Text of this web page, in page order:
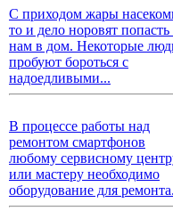
С приходом жары
то и дело норовят попасть
нам в дом. Некоторые
пробуют бороться с
надоедливыми...
В процессе работы над
ремонтом смартфонов
любому сервисному
или мастеру необходимо
оборудование для